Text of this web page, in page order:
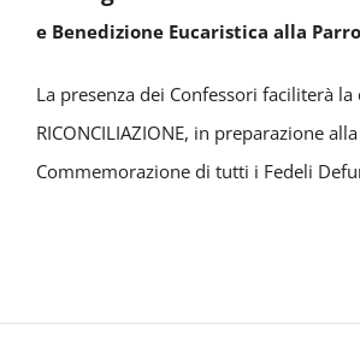
e Benedizione Eucaristica alla
La presenza dei Confessori faciliterà
RICONCILIAZIONE, in preparazione
Commemorazione di tutti i Fedeli